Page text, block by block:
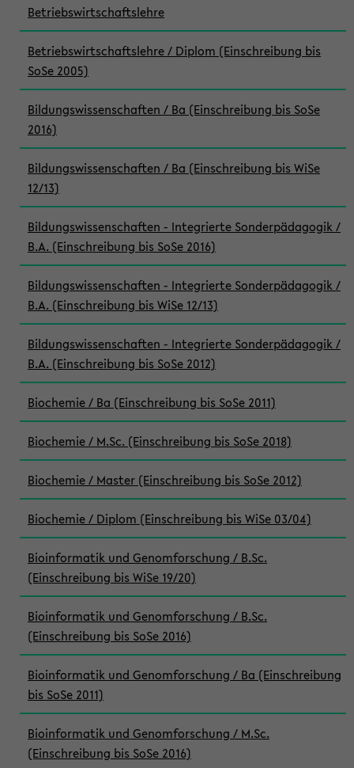
Betriebswirtschaftslehre
Betriebswirtschaftslehre / Diplom (Einschreibung bis
SoSe 2005)
Bildungswissenschaften / Ba (Einschreibung bis SoSe
2016)
Bildungswissenschaften / Ba (Einschreibung bis WiSe
12/13)
Bildungswissenschaften - Integrierte Sonderpädagogik /
B.A. (Einschreibung bis SoSe 2016)
Bildungswissenschaften - Integrierte Sonderpädagogik /
B.A. (Einschreibung bis WiSe 12/13)
Bildungswissenschaften - Integrierte Sonderpädagogik /
B.A. (Einschreibung bis SoSe 2012)
Biochemie / Ba (Einschreibung bis SoSe 2011)
Biochemie / M.Sc. (Einschreibung bis SoSe 2018)
Biochemie / Master (Einschreibung bis SoSe 2012)
Biochemie / Diplom (Einschreibung bis WiSe 03/04)
Bioinformatik und Genomforschung / B.Sc.
(Einschreibung bis WiSe 19/20)
Bioinformatik und Genomforschung / B.Sc.
(Einschreibung bis SoSe 2016)
Bioinformatik und Genomforschung / Ba (Einschreibung
bis SoSe 2011)
Bioinformatik und Genomforschung / M.Sc.
(Einschreibung bis SoSe 2016)